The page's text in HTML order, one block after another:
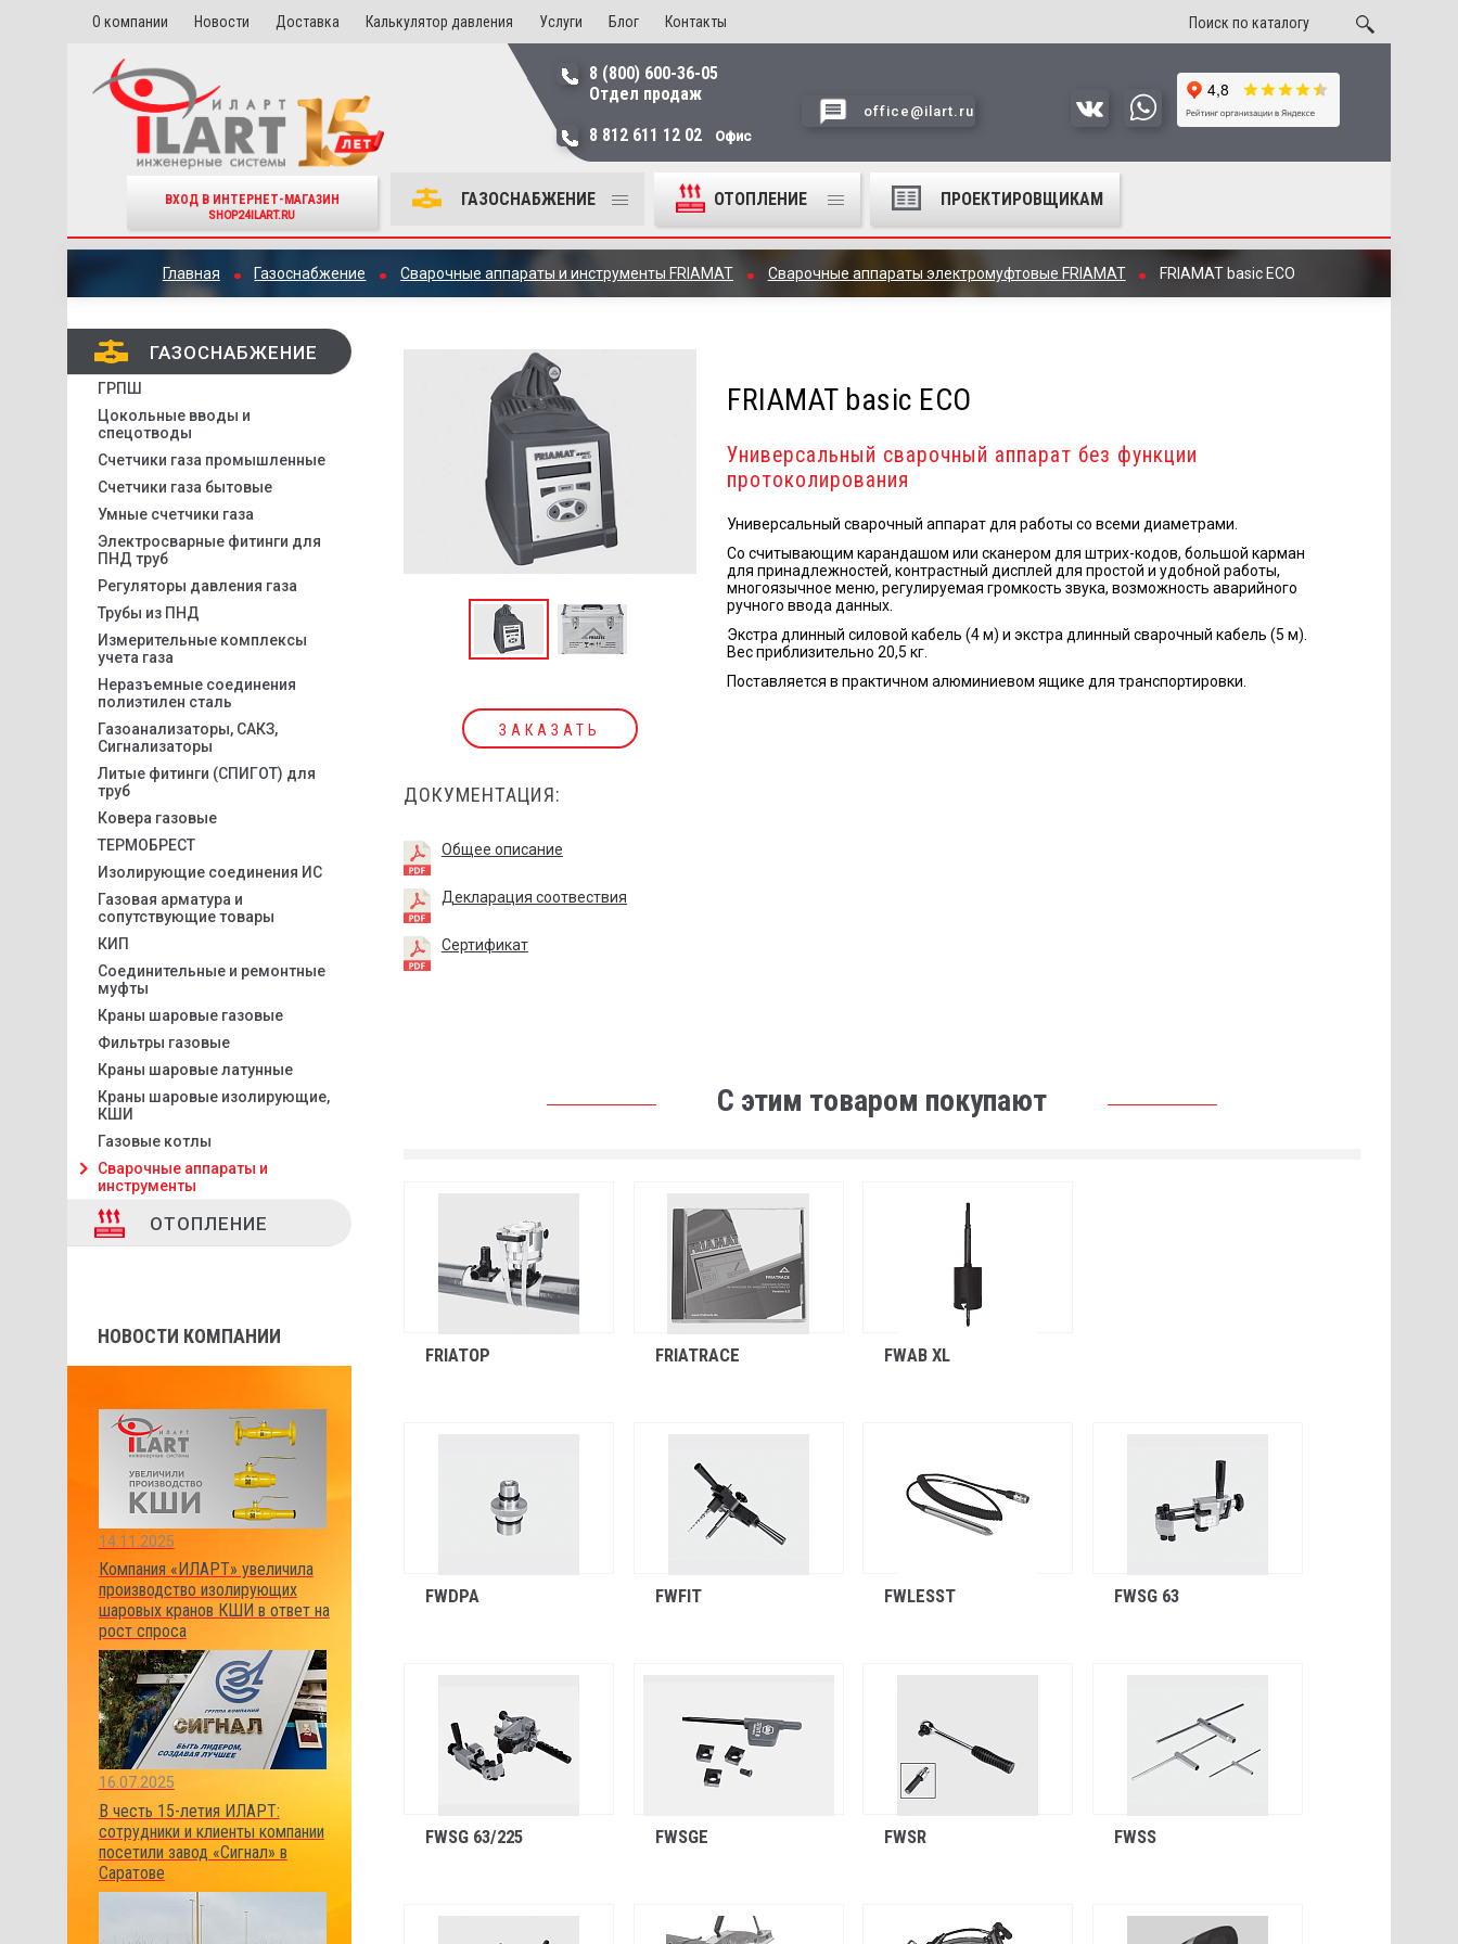
О компании Новости Доставка Калькулятор давления Услуги Блог Контакты
ВХОД В ИНТЕРНЕТ-МАГАЗИН
SHOP24ILART.RU
8 (800) 600-36-05
Отдел продаж
8 812 611 12 02
Офис
office@ilart.ru
ГАЗОСНАБЖЕНИЕ ОТОПЛЕНИЕ ПРОЕКТИРОВЩИКАМ
Главная Газоснабжение Сварочные аппараты и инструменты FRIAMAT Сварочные аппараты электромуфтовые FRIAMAT FRIAMAT basic ECO
ГАЗОСНАБЖЕНИЕ
ГРПШ
Цокольные вводы и
спецотводы
Счетчики газа промышленные
Счетчики газа бытовые
Умные счетчики газа
Электросварные фитинги для
ПНД труб
Регуляторы давления газа
Трубы из ПНД
Измерительные комплексы
учета газа
Неразъемные соединения
полиэтилен сталь
Газоанализаторы, САКЗ,
Сигнализаторы
Литые фитинги (СПИГОТ) для
труб
Ковера газовые
ТЕРМОБРЕСТ
Изолирующие соединения ИС
Газовая арматура и
сопутствующие товары
КИП
Соединительные и ремонтные
муфты
Краны шаровые газовые
Фильтры газовые
Краны шаровые латунные
Краны шаровые изолирующие,
КШИ
Газовые котлы
Сварочные аппараты и
инструменты
ОТОПЛЕНИЕ
НОВОСТИ КОМПАНИИ
14.11.2025
Компания «ИЛАРТ» увеличила
производство изолирующих
шаровых кранов КШИ в ответ на
рост спроса
16.07.2025
В честь 15-летия ИЛАРТ:
сотрудники и клиенты компании
посетили завод «Сигнал» в
Саратове
ЗАКАЗАТЬ
ДОКУМЕНТАЦИЯ:
Общее описание
Декларация соотвествия
Сертификат
FRIAMAT basic ECO
Универсальный сварочный аппарат без функции
протоколирования
Универсальный сварочный аппарат для работы со всеми диаметрами.
Со считывающим карандашом или сканером для штрих-кодов, большой карман
для принадлежностей, контрастный дисплей для простой и удобной работы,
многоязычное меню, регулируемая громкость звука, возможность аварийного
ручного ввода данных.
Экстра длинный силовой кабель (4 м) и экстра длинный сварочный кабель (5 м).
Вес приблизительно 20,5 кг.
Поставляется в практичном алюминиевом ящике для транспортировки.
С этим товаром покупают
FRIATOP FRIATRACE FWAB XL
FWDPA FWFIT FWLESST FWSG 63
FWSG 63/225 FWSGE FWSR FWSS